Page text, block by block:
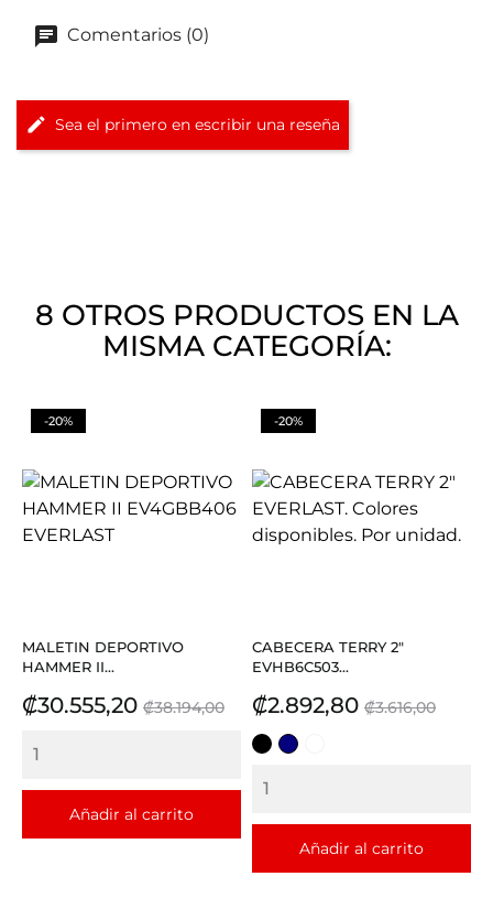
Comentarios (0)
Sea el primero en escribir una reseña
8 OTROS PRODUCTOS EN LA
MISMA CATEGORÍA:
MALETIN DEPORTIVO
HAMMER II...
Precio
₡30.555,20 Precio
₡38.194,00
Añadir al carrito
-20%
CABECERA TERRY 2"
EVHB6C503...
Precio
₡2.892,80 Precio
₡3.616,00
NEGRO
AZUL
Añadir al carrito
-20%